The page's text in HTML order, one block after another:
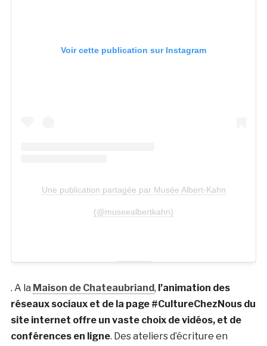
Voir cette publication sur Instagram
Une publication partagée par Musée Albert-Kahn
(@museealbertkahn)
. A la Maison de Chateaubriand, l’animation des
réseaux sociaux et de la page #CultureChezNous du
site internet offre un vaste choix de vidéos, et de
conférences en ligne. Des ateliers d’écriture en